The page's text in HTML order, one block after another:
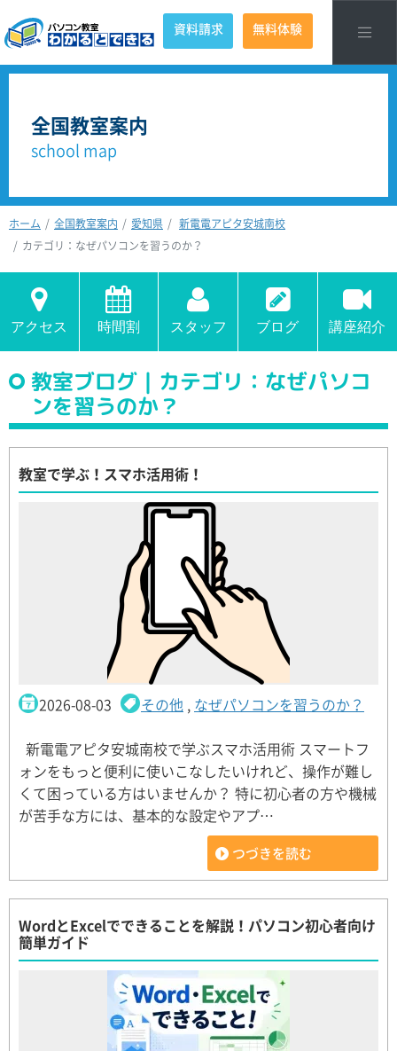
資料請求 無料体験
全国教室案内
school map
ホーム 全国教室案内 愛知県
新電電アピタ安城南校
カテゴリ：なぜパソコンを習うのか？
アクセス 時間割 スタッフ ブログ 講座紹介
教室ブログ｜カテゴリ：なぜパソコ
ンを習うのか？
教室で学ぶ！スマホ活用術！
2026-08-03 その他 , なぜパソコンを習うのか？
新電電アピタ安城南校で学ぶスマホ活用術 スマートフ
ォンをもっと便利に使いこなしたいけれど、操作が難し
くて困っている方はいませんか？ 特に初心者の方や機械
が苦手な方には、基本的な設定やアプ…
つづきを読む
WordとExcelでできることを解説！パソコン初心者向け
簡単ガイド